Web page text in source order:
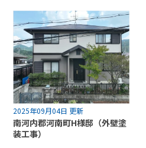
2025年09月04日 更新
南河内郡河南町H様邸（外壁塗
装工事）